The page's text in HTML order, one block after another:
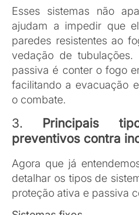
onde é possível
incêndio. Eles
importantes em
indústrias, onde
quantidade de água.
Sprinklers
chuveiros são
quando detectam
liberam água
incêndio, ajudando a
início.
Sistema de CO₂
sistema usa gás